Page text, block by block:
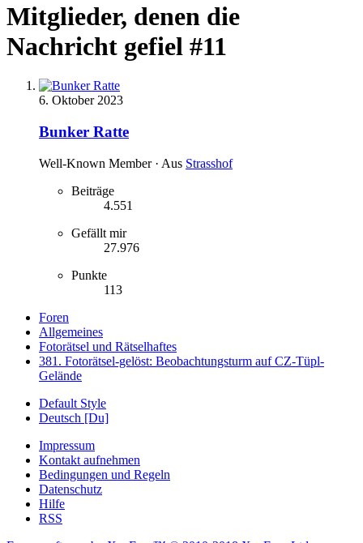
Mitglieder, denen die
Nachricht gefiel #11
6. Oktober 2023
Bunker Ratte
Well-Known Member · Aus Strasshof
Beiträge
4.551
Gefällt mir
27.976
Punkte
113
Foren
Allgemeines
Fotorätsel und Rätselhaftes
381. Fotorätsel-gelöst: Beobachtungsturm auf CZ-Tüpl-
Gelände
Default Style
Deutsch [Du]
Impressum
Kontakt aufnehmen
Bedingungen und Regeln
Datenschutz
Hilfe
RSS